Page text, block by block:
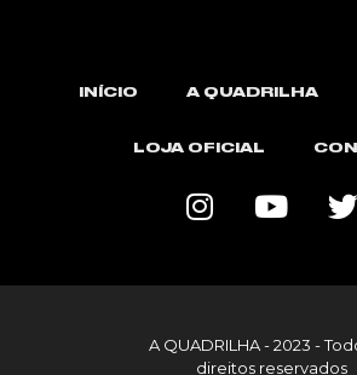
INÍCIO A QUADRILHA
LOJA OFICIAL
A QUADRILHA - 2023 -
direitos reservados